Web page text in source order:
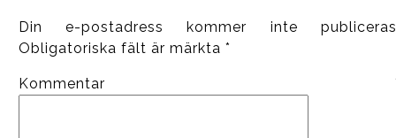
Din e-postadress kommer inte
Obligatoriska fält är märkta *
Kommentar